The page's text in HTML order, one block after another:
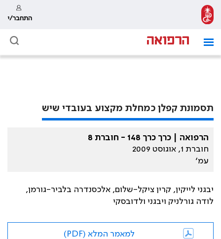
התחבר/י
תסמונת קפלן כמחלת מקצוע בעובדי שיש
הרפואה | כרך כרך 148 - חוברת 8
חוברת 1, אוגוסט 2009
עמ׳
יבגני לייקין, קרין ציקל-שלום, אלכסנדרה בלביר-גורמן,
לודה גורלניק ויבגני ולדובסקי
למאמר המלא (PDF)